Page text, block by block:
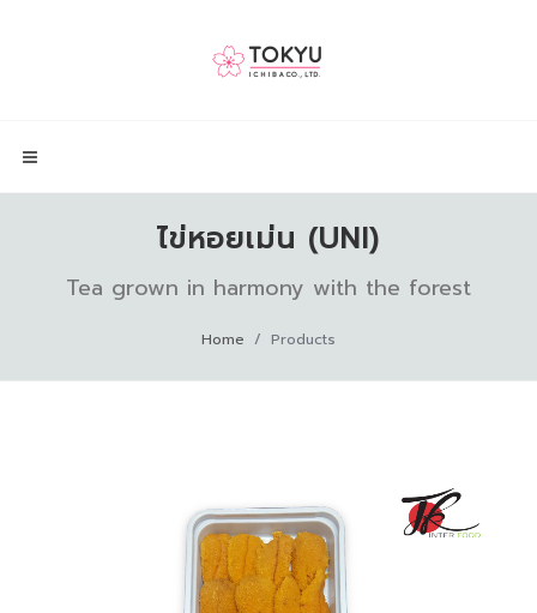
ไข่หอยเม่น (UNI)
Tea grown in harmony with the forest
Home Products